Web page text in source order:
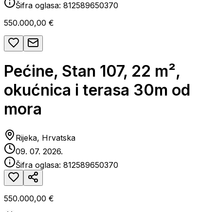
Šifra oglasa: 812589650370
550.000,00 €
Pećine, Stan 107, 22 m²,
okućnica i terasa 30m od
mora
Rijeka, Hrvatska
09. 07. 2026.
Šifra oglasa: 812589650370
550.000,00 €